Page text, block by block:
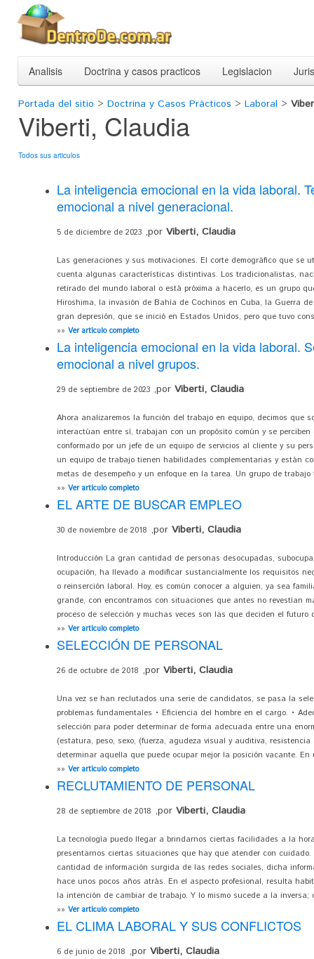
Analisis Doctrina y casos practicos Legislacion
Portada del sitio > Doctrina y Casos Prácticos > Laboral >
Viberti, Claudia
Todos sus articulos
La inteligencia emocional en la vida laboral.
emocional a nivel generacional.
5 de diciembre de 2023 ,por Viberti, Claudia
Las generaciones y sus motivaciones. El corte demográfico que se
cuenta algunas características distintivas. Los tradicionalistas,
retirado del mundo laboral o está próxima a hacerlo, es un grupo
Hiroshima, la invasión de Bahía de Cochinos en Cuba, la Guerra
gran depresión, que se inició en Estados Unidos, pero que tuvo
»» Ver artículo completo
La inteligencia emocional en la vida laboral.
emocional a nivel grupos.
29 de septiembre de 2023 ,por Viberti, Claudia
Ahora analizaremos la función del trabajo en equipo, decimos que
interactúan entre sí, trabajan con un propósito común y se
conformado por un jefe de un equipo de servicios al cliente y su
un equipo de trabajo tienen habilidades complementarias y están
metas de desempeño y un enfoque en la tarea. Un grupo de
»» Ver artículo completo
EL ARTE DE BUSCAR EMPLEO
30 de noviembre de 2018 ,por Viberti, Claudia
Introducción La gran cantidad de personas desocupadas,
ocupación, ha llevado a modificar sustancialmente los requisitos
o reinserción laboral. Hoy, es común conocer a alguien, ya sea
grande, con encontramos con situaciones que antes no revestían
proceso de selección y muchas veces son las que deciden el
»» Ver artículo completo
SELECCIÓN DE PERSONAL
26 de octubre de 2018 ,por Viberti, Claudia
Una vez se han reclutados una serie de candidatos, se pasa la
problemas fundamentales • Eficiencia del hombre en el cargo. •
selección para poder determinar de forma adecuada entre una
(estatura, peso, sexo, (fuerza, agudeza visual y auditiva,
determinar aquella que puede ocupar mejor la posición vacante.
»» Ver artículo completo
RECLUTAMIENTO DE PERSONAL
28 de septiembre de 2018 ,por Viberti, Claudia
La tecnología puedo llegar a brindarnos ciertas facilidades a la
presentarnos ciertas situaciones que hay que atender con
cantidad de información surgida de las redes sociales, dicha
hace unos pocos años atrás. En el aspecto profesional, resulta
la intención de cambiar de trabajo. Y lo mismo sucede a la inversa;
»» Ver artículo completo
EL CLIMA LABORAL Y SUS CONFLICTOS
6 de junio de 2018 ,por Viberti, Claudia